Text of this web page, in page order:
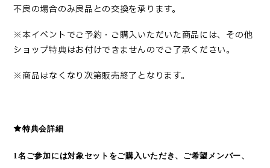
不良の場合のみ良品との交換を承ります。
※本イベントでご予約・ご購入いただいた商品には、その他
ショップ特典はお付けできませんのでご了承ください。
※商品はなくなり次第販売終了となります。
★特典会詳細
1名ご参加には対象セットをご購入いただき、ご希望メンバー、